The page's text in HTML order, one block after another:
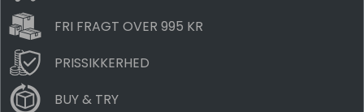
FRI FRAGT OVER 995 KR
PRISSIKKERHED
BUY & TRY